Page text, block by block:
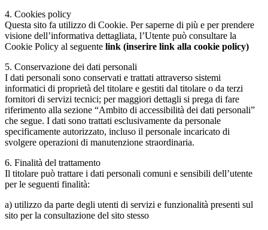
4. Cookies policy
Questa sito fa utilizzo di Cookie. Per saperne di più e per prendere
visione dell’informativa dettagliata, l’Utente può consultare la
Cookie Policy al seguente link (inserire link alla cookie policy)
5. Conservazione dei dati personali
I dati personali sono conservati e trattati attraverso sistemi
informatici di proprietà del titolare e gestiti dal titolare o da terzi
fornitori di servizi tecnici; per maggiori dettagli si prega di fare
riferimento alla sezione “Ambito di accessibilità dei dati personali”
che segue. I dati sono trattati esclusivamente da personale
specificamente autorizzato, incluso il personale incaricato di
svolgere operazioni di manutenzione straordinaria.
6. Finalità del trattamento
Il titolare può trattare i dati personali comuni e sensibili dell’utente
per le seguenti finalità:
a) utilizzo da parte degli utenti di servizi e funzionalità presenti sul
sito per la consultazione del sito stesso